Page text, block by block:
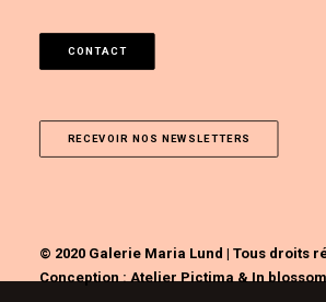
CONTACT
RECEVOIR NOS NEWSLETTERS
© 2020 Galerie Maria Lund | Tous droits
Conception :Atelier Pictima&In blossom